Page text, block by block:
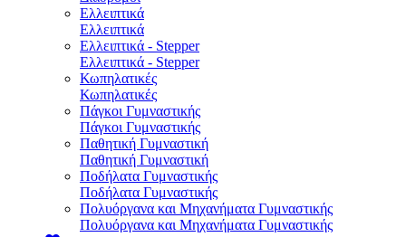
Ελλειπτικά
Ελλειπτικά
Ελλειπτικά - Stepper
Ελλειπτικά - Stepper
Κωπηλατικές
Κωπηλατικές
Πάγκοι Γυμναστικής
Πάγκοι Γυμναστικής
Παθητική Γυμναστική
Παθητική Γυμναστική
Ποδήλατα Γυμναστικής
Ποδήλατα Γυμναστικής
Πολυόργανα και Μηχανήματα Γυμναστικής
Πολυόργανα και Μηχανήματα Γυμναστικής